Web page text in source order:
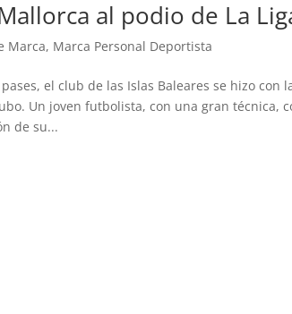
al podio de La
Marca, Marca Personal Deportista
el club de las Islas Baleares se hizo con
Un joven futbolista, con una gran técnica,
de su...